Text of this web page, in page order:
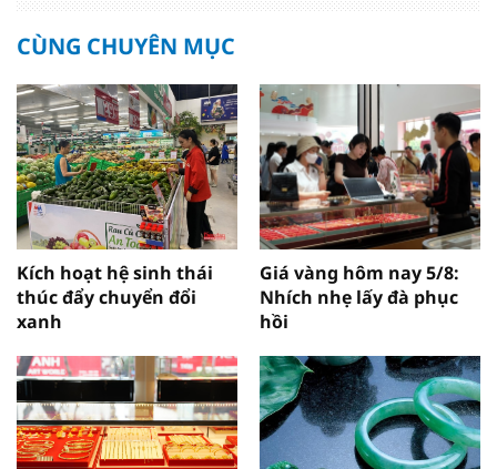
CÙNG CHUYÊN MỤC
Kích hoạt hệ sinh thái
thúc đẩy chuyển đổi
xanh
Giá vàng hôm nay 5/8:
Nhích nhẹ lấy đà phục
hồi